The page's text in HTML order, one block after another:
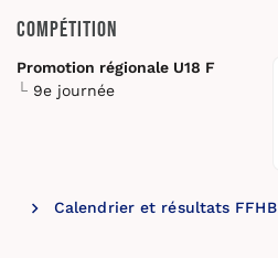
Compétition
Promotion régionale U18 F
9e journée
Calendrier et résultats FFHB